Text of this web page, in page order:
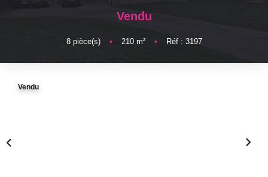
Vendu
8pièce(s) • 210m² • Réf : 3197
Vendu